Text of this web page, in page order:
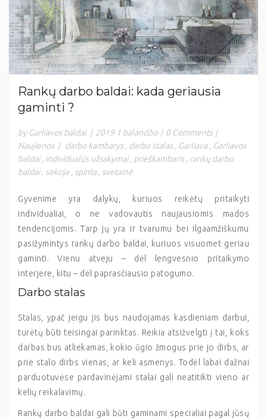
Rankų darbo baldai: kada geriausia
gaminti ?
by Garliavos baldai | 2019 1 balandžio | 0 Comments |
Naujienos | darbo kambarys , darbo stalas , Garliava , Garliavos
baldai , individualūs užsakymai , prieškambaris , rankų darbo
baldai , sekcija , spinta , svetainė
Gyvenime yra dalykų, kuriuos reikėtų pritaikyti
individualiai, o ne vadovautis naujausiomis mados
tendencijomis. Tarp jų yra ir tvarumu bei ilgaamžiškumu
pasižymintys rankų darbo baldai, kuriuos visuomet geriau
gaminti. Vienu atveju – dėl lengvesnio pritaikymo
interjere, kitu – dėl paprasčiausio patogumo.
Darbo stalas
Stalas, ypač jeigu jis bus naudojamas kasdieniam darbui,
turėtų būti teisingai parinktas. Reikia atsižvelgti į tai, koks
darbas bus atliekamas, kokio ūgio žmogus prie jo dirbs, ar
prie stalo dirbs vienas, ar keli asmenys. Todėl labai dažnai
parduotuvėse pardavinėjami stalai gali neatitikti vieno ar
kelių reikalavimų.
Rankų darbo baldai gali būti gaminami specialiai pagal jūsų